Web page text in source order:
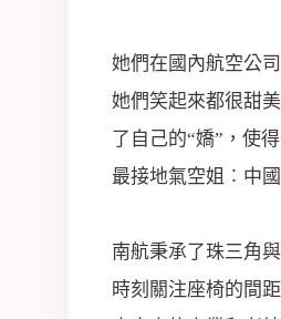
她們在國內航空公
她們笑起來都很甜
了自己的“嬌”，使
最接地氣空姐︰中
南航秉承了珠三角
時刻關注座椅的間